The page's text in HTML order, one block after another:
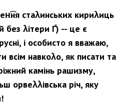
стаλинських кириλиць
без λітери Ґ) -- це є
і особисто я вважаю,
всім навкоλо, як писати та
камінь рашизму,
орвеλλівська річ, яку